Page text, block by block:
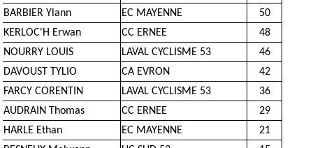
BARBIER Ylann
EC MAYENNE
50
KERLOC'H Erwan
CC ERNEE
48
NOURRY LOUIS
LAVAL CYCLISME 53
46
DAVOUST TYLIO
CA EVRON
42
FARCY CORENTIN
LAVAL CYCLISME 53
36
AUDRAIN Thomas
CC ERNEE
29
HARLE Ethan
EC MAYENNE
21